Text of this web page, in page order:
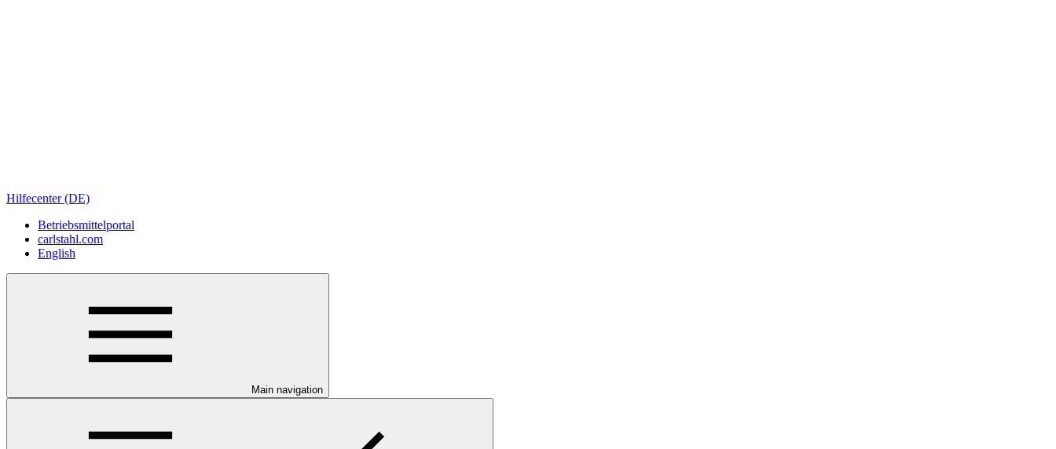
Hilfecenter (DE)
Betriebsmittelportal
carlstahl.com
English
Main navigation